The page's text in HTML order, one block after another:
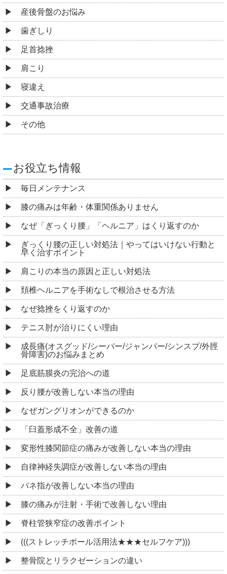
産後骨盤のお悩み
歯ぎしり
足首捻挫
肩こり
寝違え
交通事故治療
その他
お役立ち情報
毎日メンテナンス
膝の痛みは年齢・体重関係ありません
なぜ「ぎっくり腰」「ヘルニア」はくり返すのか
ぎっくり腰の正しい対処法｜やってはいけない行動と
早く治すポイント
肩こりの本当の原因と正しい対処法
頚椎ヘルニアを手術なしで根治させる方法
なぜ捻挫をくり返すのか
テニス肘が治りにくい理由
成長痛(オスグッド/シーバー/ジャンパー/シンスプ/外脛
骨障害)のお悩みまとめ
足底筋膜炎の完治への道
反り腰が改善しない本当の理由
なぜガングリオンができるのか
「臼蓋形成不全」改善の道
変形性膝関節症の痛みが改善しない本当の理由
自律神経失調症が改善しない本当の理由
バネ指が改善しない本当の理由
膝の痛みが注射・手術で改善しない理由
脊柱管狭窄症の改善ポイント
(((ストレッチポール活用法★★★セルフケア)))
整骨院とリラクゼーションの違い